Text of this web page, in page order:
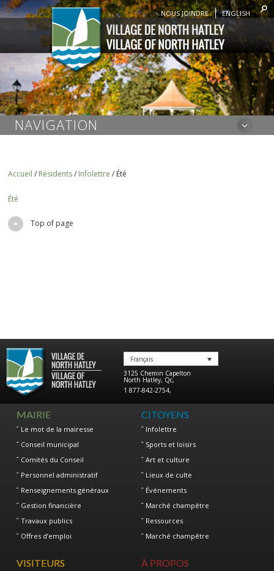
NOUS JOINDRE ENGLISH
NAVIGATION
Accueil / Résidents/ Infolettre / Été
Été
Top of page
Français
3125 Chemin Capelton
North Hatley, Qc,
1 877-842-2754,
MAIRIE
Le mot de la mairesse
Conseil municipal
Comités du Conseil
Personnel administratif
Renseignements généraux
Gestion financière
Travaux publics
Offres d’emploi
CITOYENS
Infolettre
Sports et loisirs
Art et culture
Lieux de culte
Événements
Marché champêtre
Ressources
Marché champêtre
VISITEURS À PROPOS